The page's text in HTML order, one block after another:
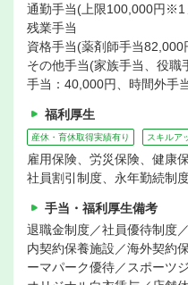
通勤手当(上限100,000円※1
残業手当
資格手当(薬剤師手当82,000
その他手当(家族手当、役職
手当：40,000円、時間外手
福利厚生
産休・育休取得実績有り スキルア
雇用保険、労災保険、健康
社員割引制度、永年勤続制
手当・福利厚生備考
退職金制度／社員優待制度
内契約保養施設／海外契約
ーマパーク優待／スポーツ